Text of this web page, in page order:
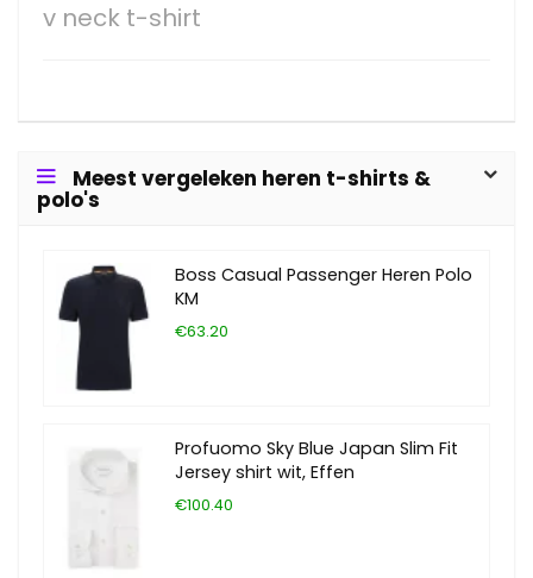
v neck t-shirt
Meest vergeleken heren t-shirts &
polo's
Boss Casual Passenger Heren Polo
KM
€63.20
Profuomo Sky Blue Japan Slim Fit
Jersey shirt wit, Effen
€100.40